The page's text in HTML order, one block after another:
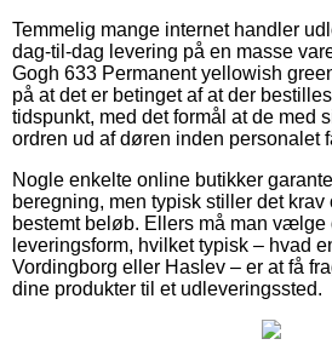
Temmelig mange internet handler
dag-til-dag levering på en masse
Gogh 633 Permanent yellowish
på at det er betinget af at der
tidspunkt, med det formål at de med
ordren ud af døren inden personalet
Nogle enkelte online butikker
beregning, men typisk stiller det krav
bestemt beløb. Ellers må man
leveringsform, hvilket typisk – hvad
Vordingborg eller Haslev – er at få
dine produkter til et udleveringssted.